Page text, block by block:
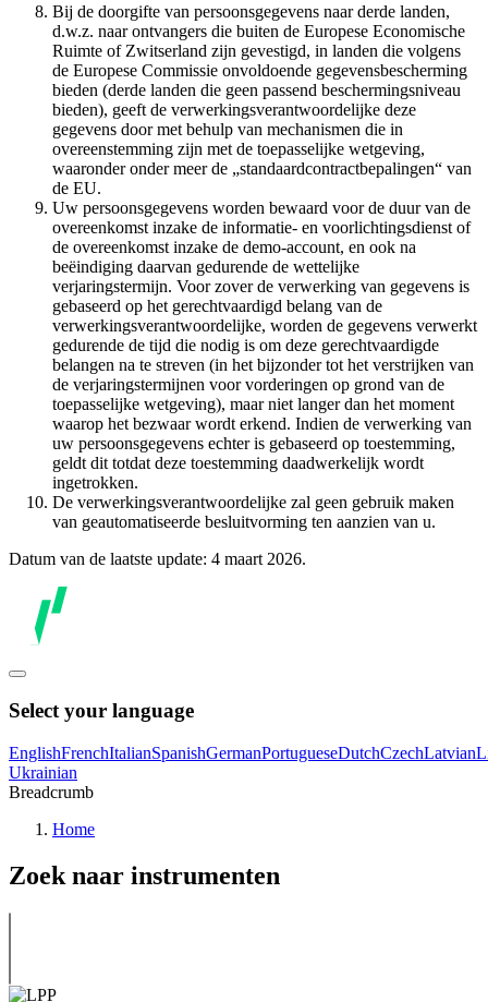
Bij de doorgifte van persoonsgegevens naar derde landen,
d.w.z. naar ontvangers die buiten de Europese Economische
Ruimte of Zwitserland zijn gevestigd, in landen die volgens
de Europese Commissie onvoldoende gegevensbescherming
bieden (derde landen die geen passend beschermingsniveau
bieden), geeft de verwerkingsverantwoordelijke deze
gegevens door met behulp van mechanismen die in
overeenstemming zijn met de toepasselijke wetgeving,
waaronder onder meer de „standaardcontractbepalingen“ van
de EU.
Uw persoonsgegevens worden bewaard voor de duur van de
overeenkomst inzake de informatie- en voorlichtingsdienst of
de overeenkomst inzake de demo-account, en ook na
beëindiging daarvan gedurende de wettelijke
verjaringstermijn. Voor zover de verwerking van gegevens is
gebaseerd op het gerechtvaardigd belang van de
verwerkingsverantwoordelijke, worden de gegevens verwerkt
gedurende de tijd die nodig is om deze gerechtvaardigde
belangen na te streven (in het bijzonder tot het verstrijken van
de verjaringstermijnen voor vorderingen op grond van de
toepasselijke wetgeving), maar niet langer dan het moment
waarop het bezwaar wordt erkend. Indien de verwerking van
uw persoonsgegevens echter is gebaseerd op toestemming,
geldt dit totdat deze toestemming daadwerkelijk wordt
ingetrokken.
De verwerkingsverantwoordelijke zal geen gebruik maken
van geautomatiseerde besluitvorming ten aanzien van u.
Datum van de laatste update: 4 maart 2026.
Select your language
EnglishFrenchItalianSpanishGermanPortugueseDutchCzechLatvian
Ukrainian
Breadcrumb
Home
Zoek naar instrumenten